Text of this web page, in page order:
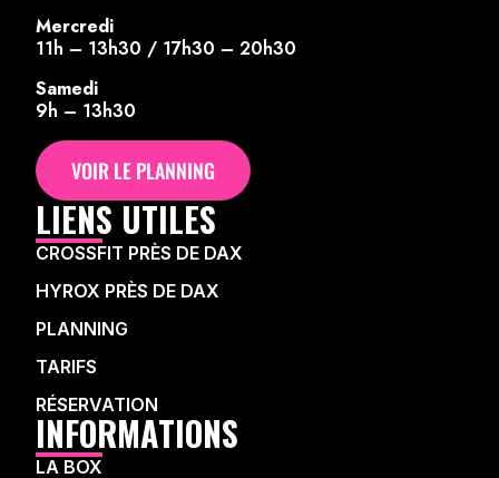
Mercredi
11h – 13h30 / 17h30 – 20h30
Samedi
9h – 13h30
VOIR LE PLANNING
LIENS UTILES
CROSSFIT PRÈS DE DAX
HYROX PRÈS DE DAX
PLANNING
TARIFS
RÉSERVATION
INFORMATIONS
LA BOX